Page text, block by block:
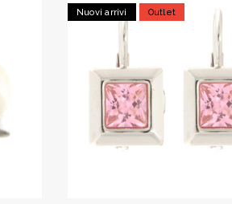
Nuovi arrivi Outlet